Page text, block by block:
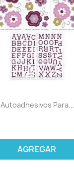
Autoadhesivos Para...
AGREGAR